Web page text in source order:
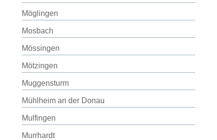
Möglingen
Mosbach
Mössingen
Mötzingen
Muggensturm
Mühlheim an der Donau
Mulfingen
Murrhardt